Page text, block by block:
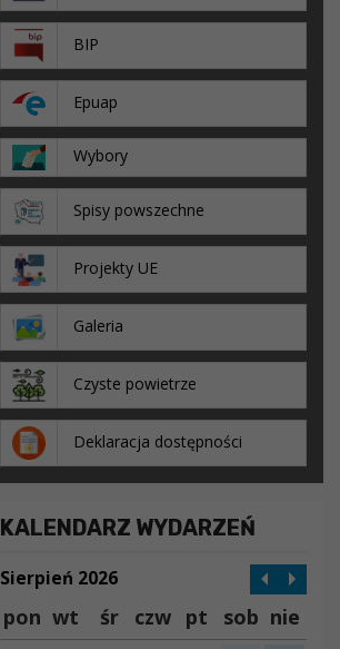
BIP
Epuap
Wybory
Spisy powszechne
Projekty UE
Galeria
Czyste powietrze
Deklaracja dostępności
KALENDARZ WYDARZEŃ
Sierpień 2026
pon wt śr czw pt sob nie